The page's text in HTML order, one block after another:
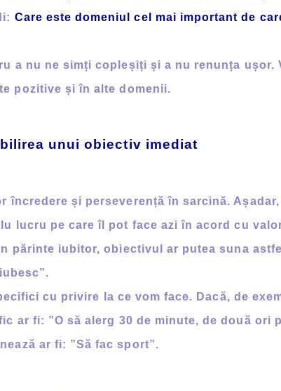
Care este domeniul cel mai important de
nu ne simți copleșiți și a nu renunța ușor.
pozitive și în alte domenii.
unui obiectiv imediat
și perseverență în sarcină.
lucru pe care îl pot face azi în acord cu
părinte iubitor, obiectivul ar putea suna
cu privire la ce vom face. Dacă, de
ar fi: ”O să alerg 30 de minute, de două ori
ar fi: ”Să fac sport”.